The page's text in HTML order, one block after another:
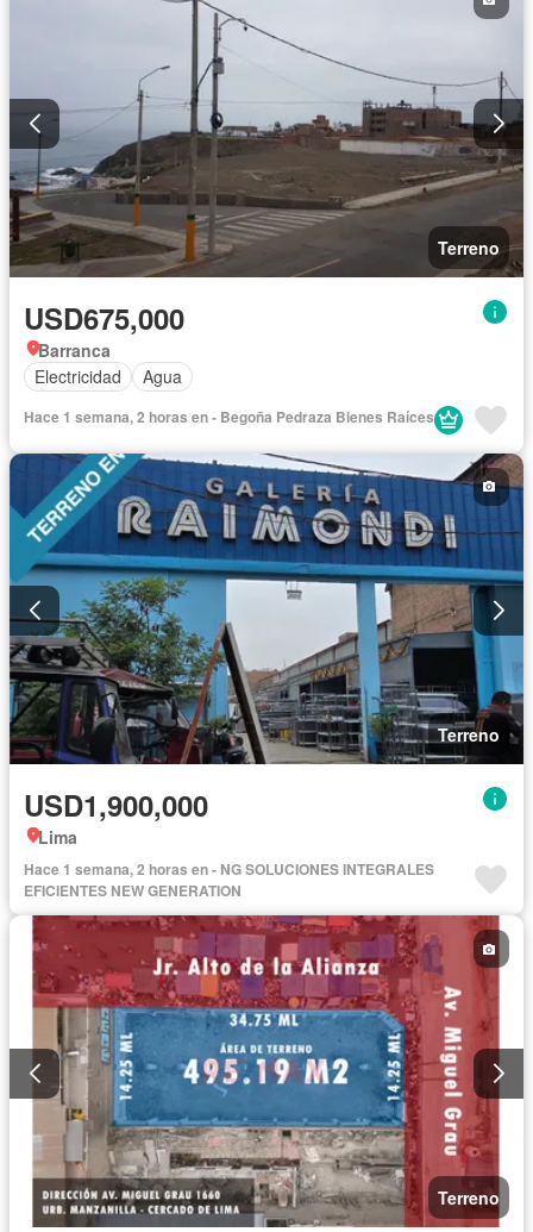
Terreno
USD675,000
Barranca
Electricidad
Agua
Hace 1 semana, 2 horas en - Begoña Pedraza Bienes Raíces
Terreno
USD1,900,000
Lima
Hace 1 semana, 2 horas en - NG SOLUCIONES INTEGRALES
EFICIENTES NEW GENERATION
Terreno